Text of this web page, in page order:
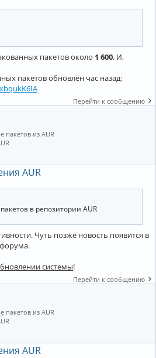
пакетов около 1 600. И,
пакетов обновлён час назад:
Перейти к сообщению
пакетов из AUR
AUR
в репозитории AUR
Чуть позже новость появится в
системы!
Перейти к сообщению
пакетов из AUR
AUR